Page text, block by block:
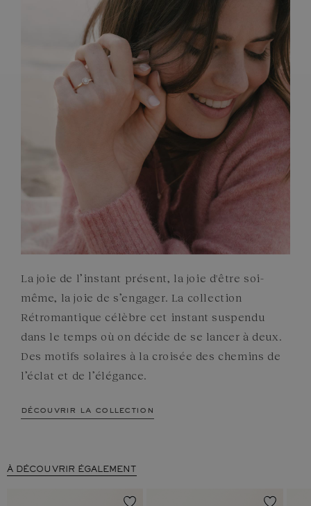
PIERRES
ENGAGEMENTS
La joie de l’instant présent, la joie d'être soi-
même, la joie de s’engager. La collection
Rétromantique célèbre cet instant suspendu
dans le temps où on décide de se lancer à deux.
Des motifs solaires à la croisée des chemins de
l’éclat et de l’élégance.
découvrir la collection
À DÉCOUVRIR ÉGALEMENT